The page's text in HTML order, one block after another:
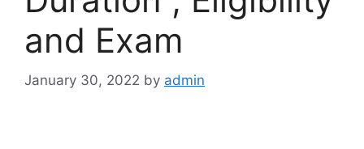
and Exam
January 30, 2022 by admin